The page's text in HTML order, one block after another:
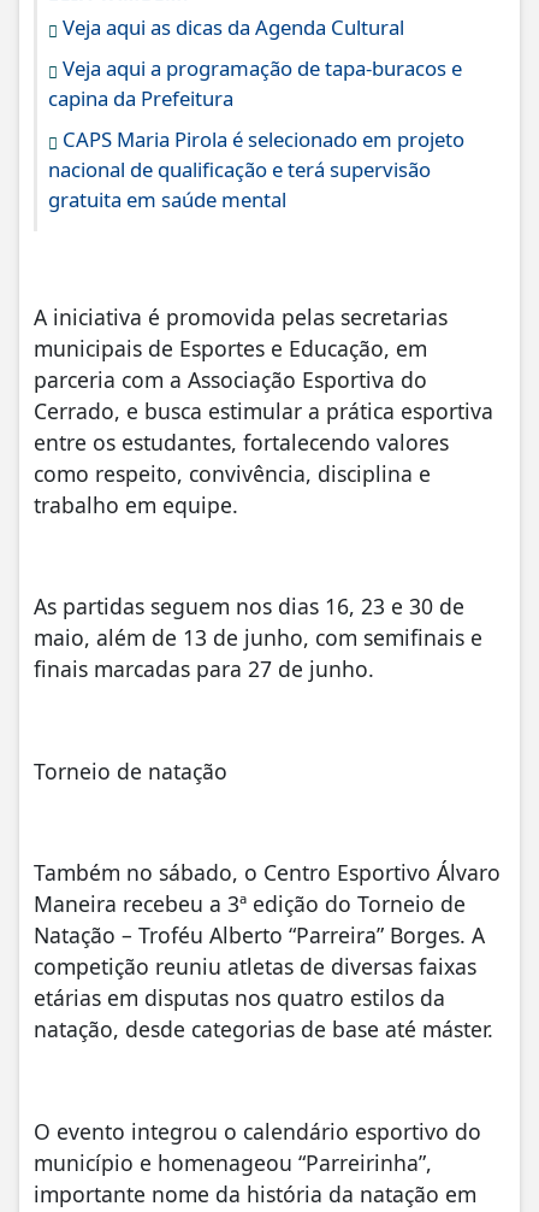
Veja aqui as dicas da Agenda Cultural
Veja aqui a programação de tapa-buracos e
capina da Prefeitura
CAPS Maria Pirola é selecionado em projeto
nacional de qualificação e terá supervisão
gratuita em saúde mental
A iniciativa é promovida pelas secretarias
municipais de Esportes e Educação, em
parceria com a Associação Esportiva do
Cerrado, e busca estimular a prática esportiva
entre os estudantes, fortalecendo valores
como respeito, convivência, disciplina e
trabalho em equipe.
As partidas seguem nos dias 16, 23 e 30 de
maio, além de 13 de junho, com semifinais e
finais marcadas para 27 de junho.
Torneio de natação
Também no sábado, o Centro Esportivo Álvaro
Maneira recebeu a 3ª edição do Torneio de
Natação – Troféu Alberto “Parreira” Borges. A
competição reuniu atletas de diversas faixas
etárias em disputas nos quatro estilos da
natação, desde categorias de base até máster.
O evento integrou o calendário esportivo do
município e homenageou “Parreirinha”,
importante nome da história da natação em